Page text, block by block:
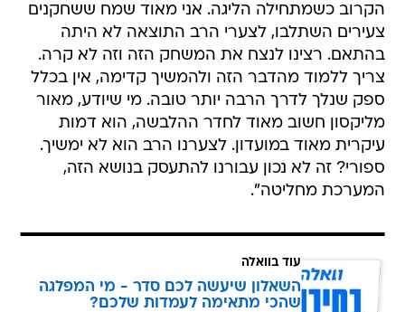
הקרוב כשמתחילה הליגה. אני מאוד שמח ששחקנים
צעירים השתלבו, לצערי הרב התוצאה לא היתה
בהתאם. רצינו לנצח את המשחק הזה וזה לא קרה.
צריך ללמוד מהדבר הזה ולהמשיך קדימה, אין בכלל
ספק שנלך לדרך הרבה יותר טובה. מי שיודע, מאור
מליקסון חשוב מאוד לחדר ההלבשה, הוא דמות
עיקרית מאוד במועדון. לצערנו הרב הוא לא ימשיך.
ספורי? זה לא נכון עבורנו להתעסק בנושא הזה,
המערכת מחליטה".
עוד בוואלה
השאלון שיעשה לכם סדר - מי המפלגה
שהכי מתאימה לעמדות שלכם?